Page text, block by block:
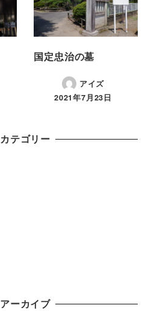
国定忠治の墓
アイズ
2021年7月23日
カテゴリー
アーカイブ